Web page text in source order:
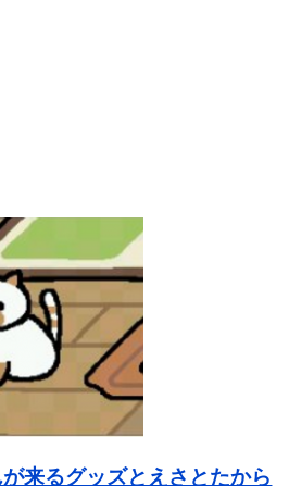
来るグッズとえさとたから